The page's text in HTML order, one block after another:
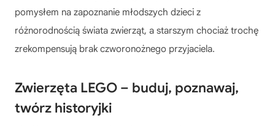
pomysłem na zapoznanie młodszych dzieci z
różnorodnością świata zwierząt, a starszym chociaż trochę
zrekompensują brak czworonożnego przyjaciela.
Zwierzęta LEGO – buduj, poznawaj,
twórz historyjki